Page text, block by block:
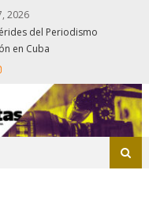
2026
del Periodismo
en Cuba